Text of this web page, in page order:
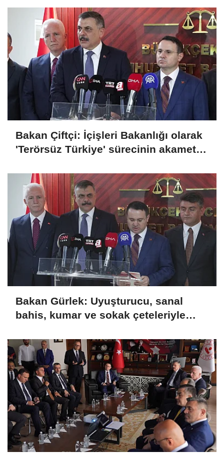
Bakan Çiftçi: İçişleri Bakanlığı olarak
'Terörsüz Türkiye' sürecinin akamete
takip ediyoruz
Bakan Gürlek: Uyuşturucu, sanal
bahis, kumar ve sokak çeteleriyle
geçeceğiz